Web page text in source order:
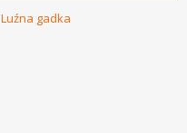
Luźna gadka